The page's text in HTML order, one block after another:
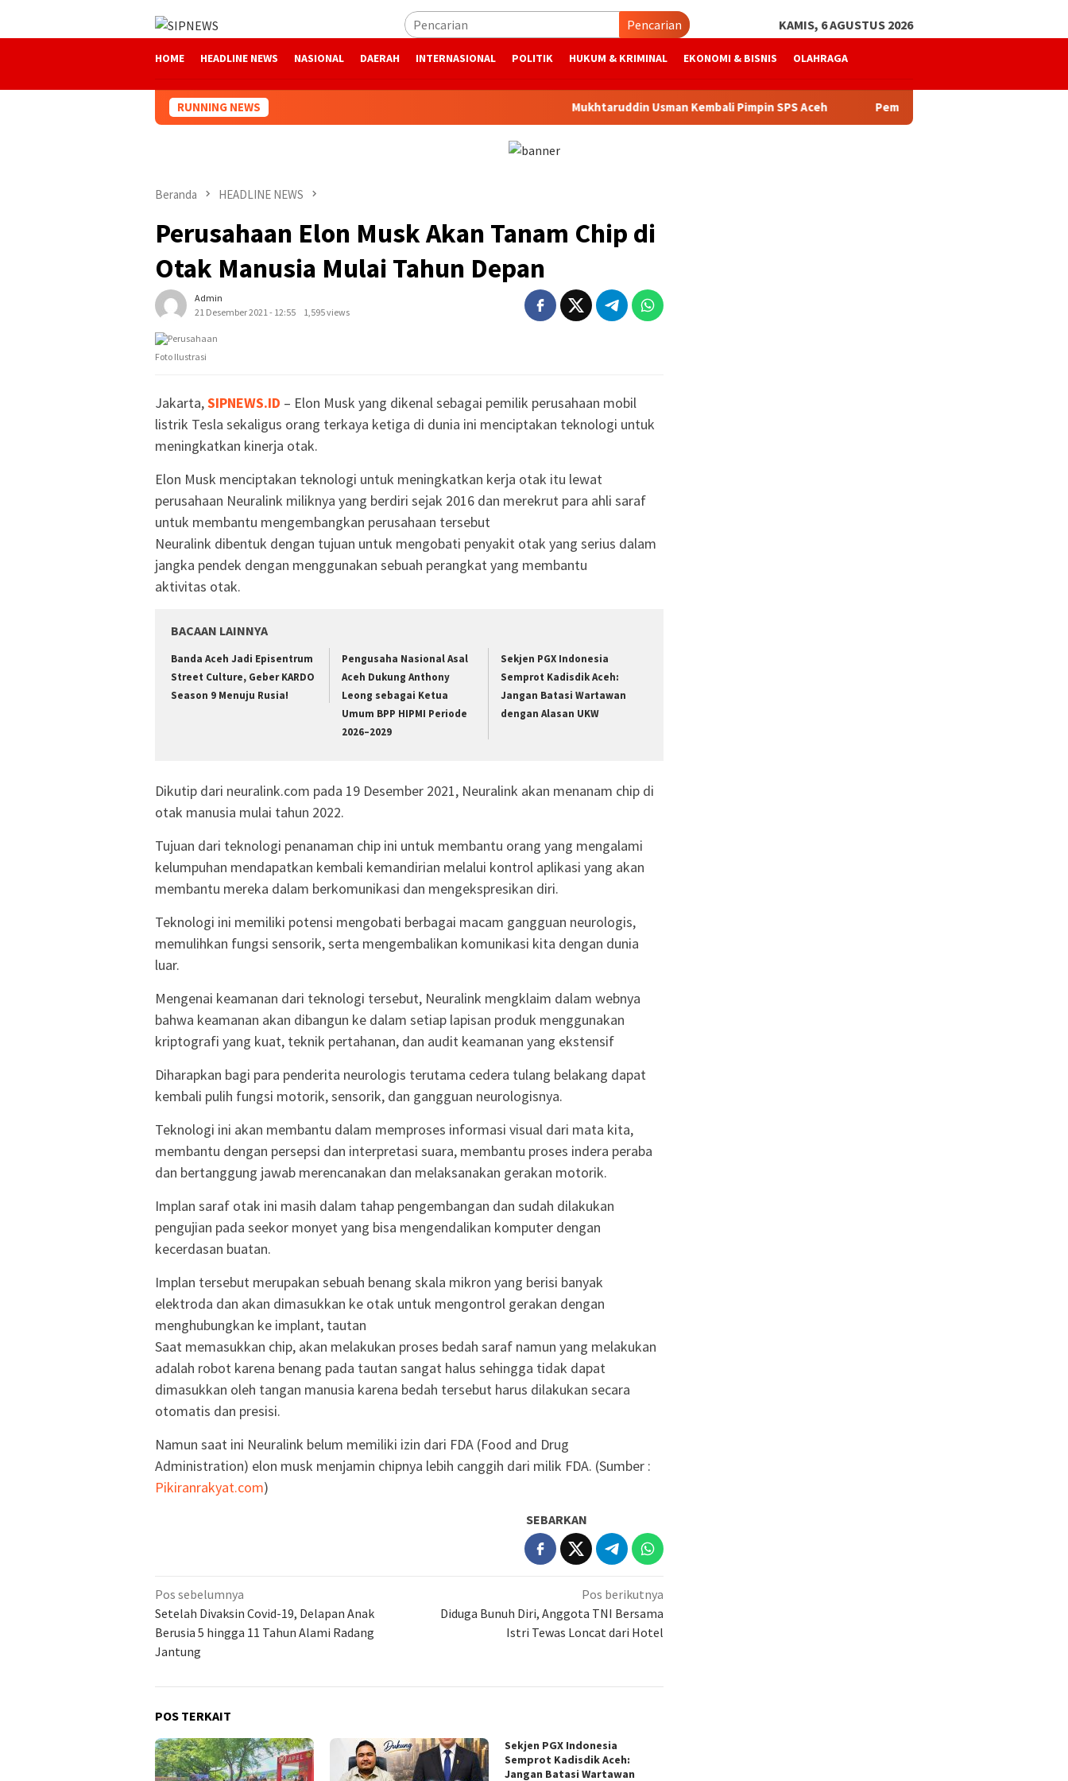
Pencarian KAMIS, 6 AGUSTUS 2026
HOME HEADLINE NEWS NASIONAL DAERAH INTERNASIONAL POLITIK HUKUM & KRIMINAL EKONOMI & BISNIS OLAHRAGA
RUNNING NEWS Mukhtaruddin Usman Kembali Pimpin SPS Aceh Pemerintah Aceh Telusuri Penyebab
Beranda HEADLINE NEWS
Perusahaan Elon Musk Akan Tanam Chip di
Otak Manusia Mulai Tahun Depan
Admin
21 Desember 2021 - 12:55
1,595 views
Foto Ilustrasi
Jakarta,SIPNEWS.ID – Elon Musk yang dikenal sebagai pemilik perusahaan mobil
listrik Tesla sekaligus orang terkaya ketiga di dunia ini menciptakan teknologi untuk
meningkatkan kinerja otak.
Elon Musk menciptakan teknologi untuk meningkatkan kerja otak itu lewat
perusahaan Neuralink miliknya yang berdiri sejak 2016 dan merekrut para ahli saraf
untuk membantu mengembangkan perusahaan tersebut
Neuralink dibentuk dengan tujuan untuk mengobati penyakit otak yang serius dalam
jangka pendek dengan menggunakan sebuah perangkat yang membantu
aktivitas otak.
BACAAN LAINNYA
Banda Aceh Jadi Episentrum
Street Culture, Geber KARDO
Season 9 Menuju Rusia!
Pengusaha Nasional Asal
Aceh Dukung Anthony
Leong sebagai Ketua
Umum BPP HIPMI Periode
2026–2029
Sekjen PGX Indonesia
Semprot Kadisdik Aceh:
Jangan Batasi Wartawan
dengan Alasan UKW
Dikutip dari neuralink.com pada 19 Desember 2021, Neuralink akan menanam chip di
otak manusia mulai tahun 2022.
Tujuan dari teknologi penanaman chip ini untuk membantu orang yang mengalami
kelumpuhan mendapatkan kembali kemandirian melalui kontrol aplikasi yang akan
membantu mereka dalam berkomunikasi dan mengekspresikan diri.
Teknologi ini memiliki potensi mengobati berbagai macam gangguan neurologis,
memulihkan fungsi sensorik, serta mengembalikan komunikasi kita dengan dunia
luar.
Mengenai keamanan dari teknologi tersebut, Neuralink mengklaim dalam webnya
bahwa keamanan akan dibangun ke dalam setiap lapisan produk menggunakan
kriptografi yang kuat, teknik pertahanan, dan audit keamanan yang ekstensif
Diharapkan bagi para penderita neurologis terutama cedera tulang belakang dapat
kembali pulih fungsi motorik, sensorik, dan gangguan neurologisnya.
Teknologi ini akan membantu dalam memproses informasi visual dari mata kita,
membantu dengan persepsi dan interpretasi suara, membantu proses indera peraba
dan bertanggung jawab merencanakan dan melaksanakan gerakan motorik.
Implan saraf otak ini masih dalam tahap pengembangan dan sudah dilakukan
pengujian pada seekor monyet yang bisa mengendalikan komputer dengan
kecerdasan buatan.
Implan tersebut merupakan sebuah benang skala mikron yang berisi banyak
elektroda dan akan dimasukkan ke otak untuk mengontrol gerakan dengan
menghubungkan ke implant, tautan
Saat memasukkan chip, akan melakukan proses bedah saraf namun yang melakukan
adalah robot karena benang pada tautan sangat halus sehingga tidak dapat
dimasukkan oleh tangan manusia karena bedah tersebut harus dilakukan secara
otomatis dan presisi.
Namun saat ini Neuralink belum memiliki izin dari FDA (Food and Drug
Administration) elon musk menjamin chipnya lebih canggih dari milik FDA. (Sumber :
Pikiranrakyat.com)
SEBARKAN
Navigasi
pos
Pos sebelumnya
Setelah Divaksin Covid-19, Delapan Anak
Berusia 5 hingga 11 Tahun Alami Radang
Jantung
Pos berikutnya
Diduga Bunuh Diri, Anggota TNI Bersama
Istri Tewas Loncat dari Hotel
POS TERKAIT
Sekjen PGX Indonesia
Semprot Kadisdik Aceh:
Jangan Batasi Wartawan